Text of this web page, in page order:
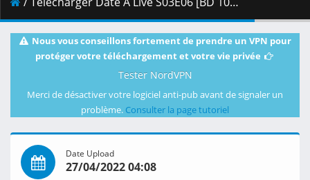
Nous vous conseillons fortement de prendre un VPN pour
protéger votre téléchargement et votre vie privée
Tester NordVPN
Merci de désactiver votre logiciel anti-pub avant de signaler un
problème. Consulter la page tutoriel
Date Upload
27/04/2022 04:08